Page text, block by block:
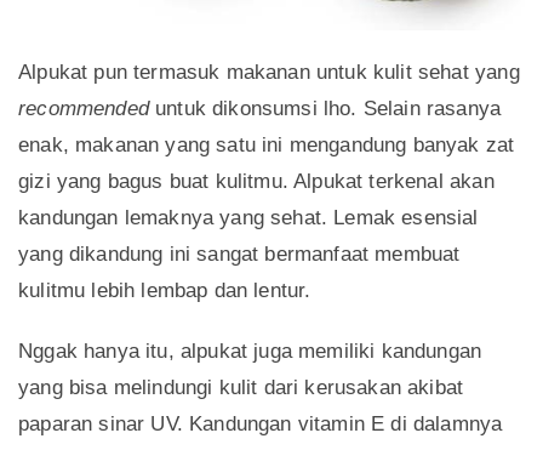
Alpukat pun termasuk makanan untuk kulit sehat yang
recommended untuk dikonsumsi lho. Selain rasanya
enak, makanan yang satu ini mengandung banyak zat
gizi yang bagus buat kulitmu. Alpukat terkenal akan
kandungan lemaknya yang sehat. Lemak esensial
yang dikandung ini sangat bermanfaat membuat
kulitmu lebih lembap dan lentur.
Nggak hanya itu, alpukat juga memiliki kandungan
yang bisa melindungi kulit dari kerusakan akibat
paparan sinar UV. Kandungan vitamin E di dalamnya